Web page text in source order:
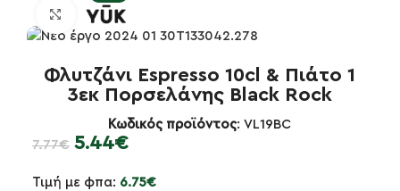
Κλικ για μεγέθυνση
Φλυτζάνι Espresso 10cl & Πιάτο 1
3εκ Πορσελάνης Black Rock
Κωδικός προϊόντος: VL19BC
7.77€ 5.44€
Τιμή με φπα: 6.75€